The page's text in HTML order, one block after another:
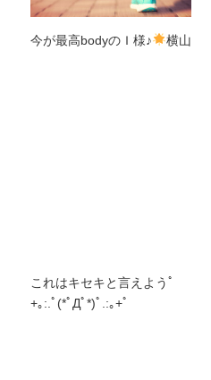
今が最高bodyのＩ様♪ 横山
これはキセキと言えようﾟ
+｡:.ﾟ(*ﾟДﾟ*)ﾟ.:｡+ﾟ